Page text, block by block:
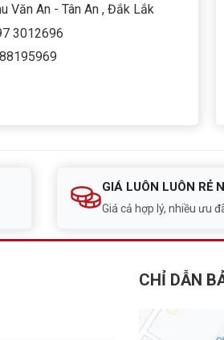
Văn An - Tân An , Đắk Lắk
3012696
GIÁ LUÔN LUÔN RẺ
Giá cả hợp lý, nhiều ưu
CHỈ DẪN